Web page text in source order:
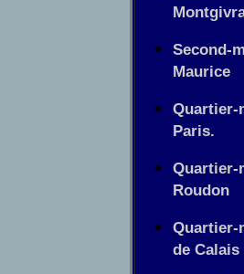
Second-
Maurice
Quartier-
Paris.
Quartier-
Roudon
Quartier-
de Calais